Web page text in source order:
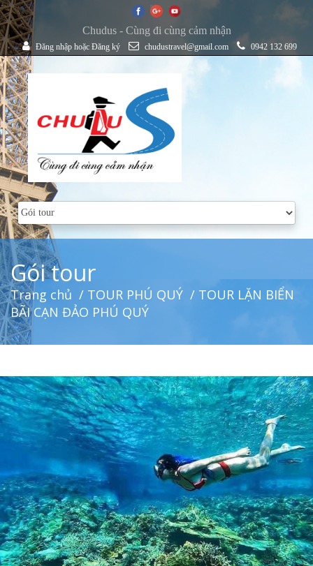
Chudus - Cùng đi cùng cảm nhận
Đăng nhập hoặc Đăng ký chudustravel@gmail.com 0942 132 699
Gói tour
Trang chủ / TOUR PHÚ QUÝ / TOUR LẶN BIỂN
BÃI CẠN ĐẢO PHÚ QUÝ